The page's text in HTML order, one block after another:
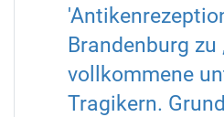
Brandenburg zu
vollkommene
Tragikern.